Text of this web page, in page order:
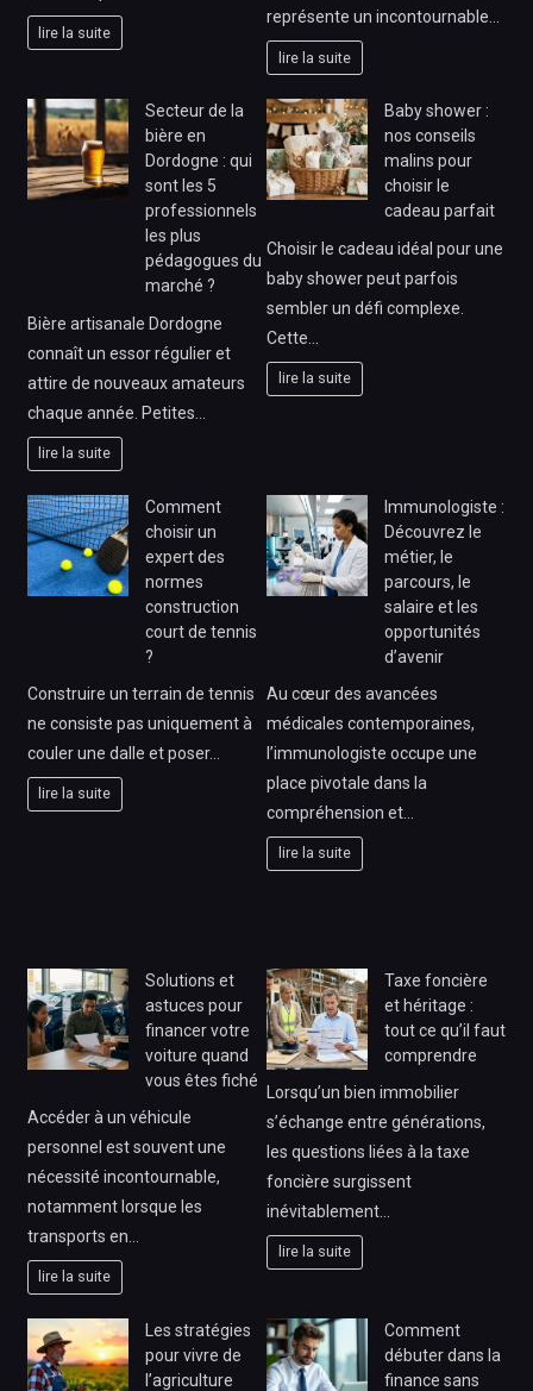
lire la suite
représente un incontournable…
lire la suite
Secteur de la
bière en
Dordogne : qui
sont les 5
professionnels
les plus
pédagogues du
marché ?
Bière artisanale Dordogne
connaît un essor régulier et
attire de nouveaux amateurs
chaque année. Petites…
lire la suite
Baby shower :
nos conseils
malins pour
choisir le
cadeau parfait
Choisir le cadeau idéal pour une
baby shower peut parfois
sembler un défi complexe.
Cette…
lire la suite
Comment
choisir un
expert des
normes
construction
court de tennis
?
Construire un terrain de tennis
ne consiste pas uniquement à
couler une dalle et poser…
lire la suite
Immunologiste :
Découvrez le
métier, le
parcours, le
salaire et les
opportunités
d’avenir
Au cœur des avancées
médicales contemporaines,
l’immunologiste occupe une
place pivotale dans la
compréhension et…
lire la suite
Solutions et
astuces pour
financer votre
voiture quand
vous êtes fiché
Accéder à un véhicule
personnel est souvent une
nécessité incontournable,
notamment lorsque les
transports en…
lire la suite
Taxe foncière
et héritage :
tout ce qu’il faut
comprendre
Lorsqu’un bien immobilier
s’échange entre générations,
les questions liées à la taxe
foncière surgissent
inévitablement…
lire la suite
Les stratégies
pour vivre de
l’agriculture
Comment
débuter dans la
finance sans